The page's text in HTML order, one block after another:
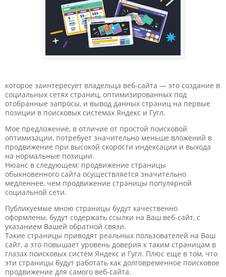
которое заинтересует владельца веб-сайта — это создание в
социальных сетях страниц, оптимизированных под
отобранные запросы, и вывод данных страниц на первые
позиции в поисковых системах Яндекс и Гугл.
Мое предложение, в отличие от простой поисковой
оптимизации, потребует значительно меньше вложений в
продвижение при высокой скорости индексации и выхода
на нормальные позиции.
Нюанс в следующем: продвижение страницы
обыкновенного сайта осуществляется значительно
медленнее, чем продвижение страницы популярной
социальной сети.
Публикуемые мною страницы будут качественно
оформлены, будут содержать ссылки на Ваш веб-сайт, с
указанием Вашей обратной связи.
Такие страницы приводят реальных пользователей на Ваш
сайт, а это повышает уровень доверия к таким страницам в
глазах поисковых систем Яндекс и Гугл. Плюс еще в том, что
эти страницы будут работать как долговременное поисковое
продвижение для самого веб-сайта.